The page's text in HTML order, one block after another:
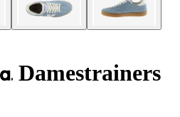
Damestrainers